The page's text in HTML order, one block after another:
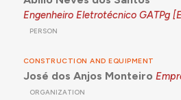
Engenheiro Eletrotécnico GATPg
PERSON
CONSTRUCTION AND EQUIPMENT
José dos Anjos Monteiro
ORGANIZATION